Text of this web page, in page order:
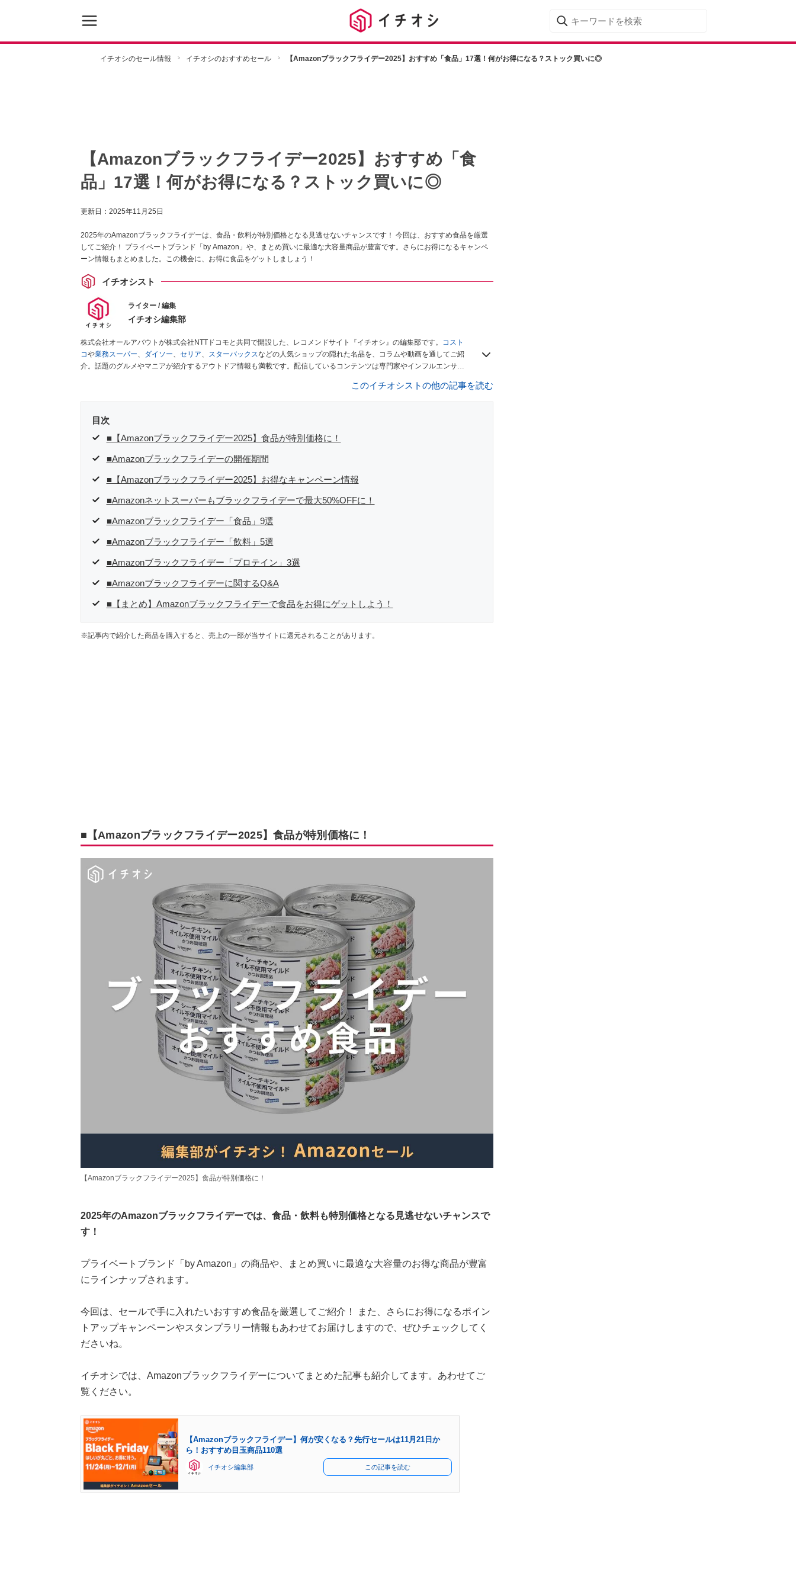
イチオシのセール情報 イチオシのおすすめセール 【Amazonブラックフライデー2025】おすすめ「食品」17選！何がお得になる？ストック買いに◎
【Amazonブラックフライデー2025】おすすめ「食
品」17選！何がお得になる？ストック買いに◎
更新日： 2025年11月25日
2025年のAmazonブラックフライデーは、食品・飲料が特別価格となる見逃せないチャンスです！ 今回は、おすすめ食品を厳選
してご紹介！ プライベートブランド「by Amazon」や、まとめ買いに最適な大容量商品が豊富です。さらにお得になるキャンペ
ーン情報もまとめました。この機会に、お得に食品をゲットしましょう！
イチオシスト
ライター / 編集
イチオシ編集部
株式会社オールアバウトが株式会社NTTドコモと共同で開設した、レコメンドサイト『イチオシ』の編集部です。
コスト
コや業務スーパー、 ダイソー、 セリア、 スターバックスなどの人気ショップの隠れた名品を、コラムや動画を通してご紹
介。話題のグルメやマニアが紹介するアウトドア情報も満載です。配信しているコンテンツは専門家やインフルエンサー
このイチオシストの他の記事を読む
目次
■【Amazonブラックフライデー2025】食品が特別価格に！
■Amazonブラックフライデーの開催期間
■【Amazonブラックフライデー2025】お得なキャンペーン情報
■Amazonネットスーパーもブラックフライデーで最大50%OFFに！
■Amazonブラックフライデー「食品」9選
■Amazonブラックフライデー「飲料」5選
■Amazonブラックフライデー「プロテイン」3選
■Amazonブラックフライデーに関するQ&A
■【まとめ】Amazonブラックフライデーで食品をお得にゲットしよう！
※記事内で紹介した商品を購入すると、売上の一部が当サイトに還元されることがあります。
■【Amazonブラックフライデー2025】食品が特別価格に！
【Amazonブラックフライデー2025】食品が特別価格に！
2025年のAmazonブラックフライデーでは、食品・飲料も特別価格となる見逃せないチャンスで
す！
プライベートブランド「by Amazon」の商品や、まとめ買いに最適な大容量のお得な商品が豊富
にラインナップされます。
今回は、セールで手に入れたいおすすめ食品を厳選してご紹介！ また、さらにお得になるポイン
トアップキャンペーンやスタンプラリー情報もあわせてお届けしますので、ぜひチェックしてく
ださいね。
イチオシでは、Amazonブラックフライデーについてまとめた記事も紹介してます。あわせてご
覧ください。
【Amazonブラックフライデー】何が安くなる？先行セールは11月21日か
ら！おすすめ目玉商品110選
イチオシ編集部 この記事を読む